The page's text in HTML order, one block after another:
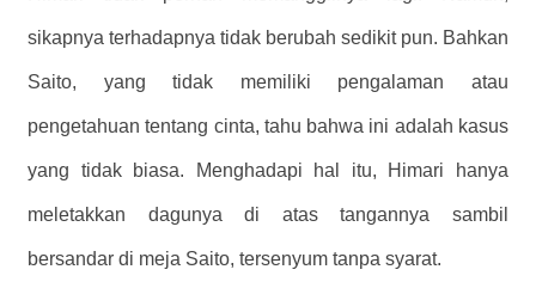
sikapnya terhadapnya tidak berubah sedikit pun. Bahkan
Saito, yang tidak memiliki pengalaman atau
pengetahuan tentang cinta, tahu bahwa ini adalah kasus
yang tidak biasa. Menghadapi hal itu, Himari hanya
meletakkan dagunya di atas tangannya sambil
bersandar di meja Saito, tersenyum tanpa syarat.